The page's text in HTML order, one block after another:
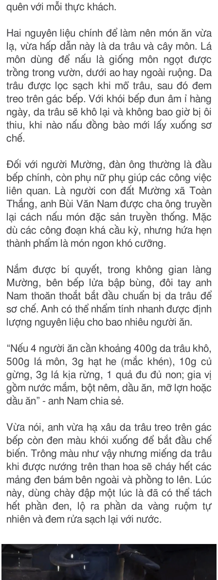
quên với mỗi thực khách.
Hai nguyên liệu chính để làm nên món ăn vừa
lạ, vừa hấp dẫn này là da trâu và cây môn. Lá
môn dùng để nấu là giống môn ngọt được
trồng trong vườn, dưới ao hay ngoài ruộng. Da
trâu được lọc sạch khi mổ trâu, sau đó đem
treo trên gác bếp. Với khói bếp đun âm ỉ hàng
ngày, da trâu sẽ khô lại và không bao giờ bị ôi
thiu, khi nào nấu đồng bào mới lấy xuống sơ
chế.
Đối với người Mường, đàn ông thường là đầu
bếp chính, còn phụ nữ phụ giúp các công việc
liên quan. Là người con đất Mường xã Toàn
Thắng, anh Bùi Văn Nam được cha ông truyền
lại cách nấu món đặc sản truyền thống. Mặc
dù các công đoạn khá cầu kỳ, nhưng hứa hẹn
thành phẩm là món ngon khó cưỡng.
Nắm được bí quyết, trong không gian làng
Mường, bên bếp lửa bập bùng, đôi tay anh
Nam thoăn thoắt bắt đầu chuẩn bị da trâu để
sơ chế. Anh có thể nhẩm tính nhanh được định
lượng nguyên liệu cho bao nhiêu người ăn.
“Nếu 4 người ăn cần khoảng 400g da trâu khô,
500g lá môn, 3g hạt he (mắc khén), 10g củ
gừng, 3g lá kịa rừng, 1 quả đu đủ non; gia vị
gồm nước mắm, bột nêm, dầu ăn, mỡ lợn hoặc
dầu ăn” - anh Nam chia sẻ.
Vừa nói, anh vừa hạ xâu da trâu treo trên gác
bếp còn đen màu khói xuống để bắt đầu chế
biến. Trông màu như vậy nhưng miếng da trâu
khi được nướng trên than hoa sẽ cháy hết các
mảng đen bám bên ngoài và phồng to lên. Lúc
này, dùng chày đập một lúc là đã có thể tách
hết phần đen, lộ ra phần da vàng ruộm tự
nhiên và đem rửa sạch lại với nước.